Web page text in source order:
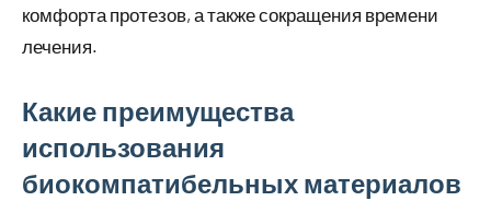
комфорта протезов, а также сокращения времени
лечения.
Какие преимущества
использования
биокомпатибельных материалов